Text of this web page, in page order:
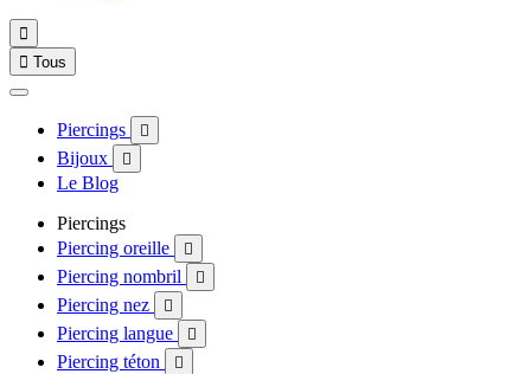

 Tous
Piercings 
Bijoux 
Le Blog
Piercings
Piercing oreille

Piercing nombril 
Piercing nez 
Piercing langue 
Piercing téton 